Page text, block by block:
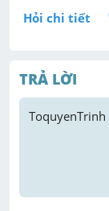
Hỏi chi tiết
TRẢ LỜI
ToquyenTrinh